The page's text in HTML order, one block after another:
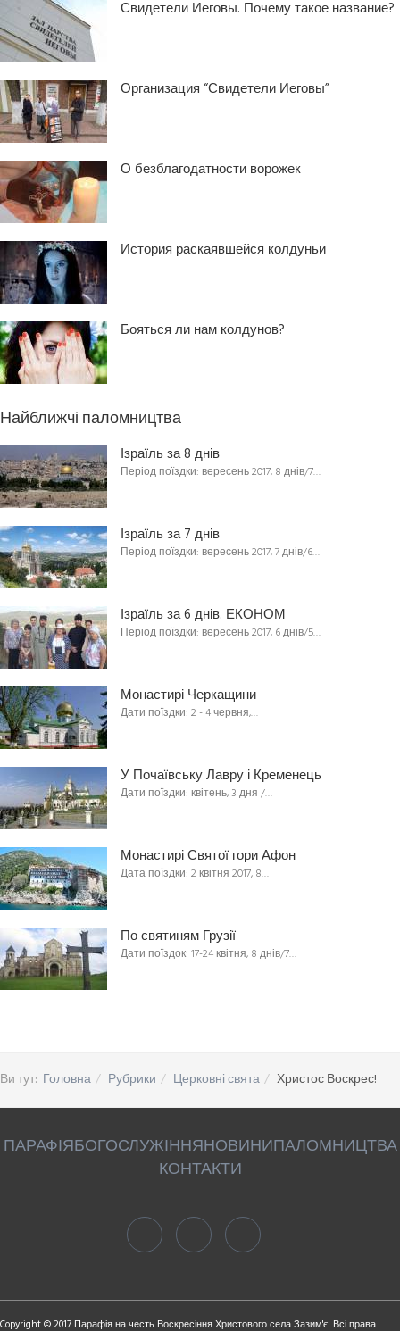
Свидетели Иеговы. Почему такое название?
Организация “Свидетели Иеговы”
О безблагодатности ворожек
История раскаявшейся колдуньи
Бояться ли нам колдунов?
Найближчі паломництва
Ізраїль за 8 днів
Період поїздки: вересень 2017, 8 днів/7…
Ізраїль за 7 днів
Період поїздки: вересень 2017, 7 днів/6…
Ізраїль за 6 днів. ЕКОНОМ
Період поїздки: вересень 2017, 6 днів/5…
Монастирі Черкащини
Дати поїздки: 2 - 4 червня,…
У Почаївську Лавру і Кременець
Дати поїздки: квітень, 3 дня /…
Монастирі Святої гори Афон
Дата поїздки: 2 квітня 2017, 8…
По святиням Грузії
Дати поїздок: 17-24 квітня, 8 днів/7…
Ви тут: Головна Рубрики Церковні свята Христос Воскрес!
ПАРАФІЯБОГОСЛУЖІННЯНОВИНИПАЛОМНИЦТВА
КОНТАКТИ
Copyright © 2017 Парафія на честь Воскресіння Христового села Зазим'є. Всі права